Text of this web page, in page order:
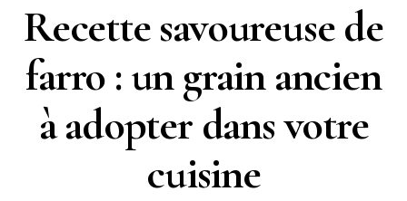
Recette savoureuse de
farro : un grain ancien
à adopter dans votre
cuisine